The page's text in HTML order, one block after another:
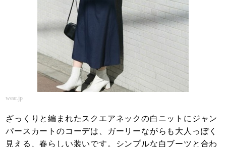
wear.jp
ざっくりと編まれたスクエアネックの白ニットにジャン
パースカートのコーデは、ガーリーながらも大人っぽく
見える、春らしい装いです。シンプルな白ブーツと合わ